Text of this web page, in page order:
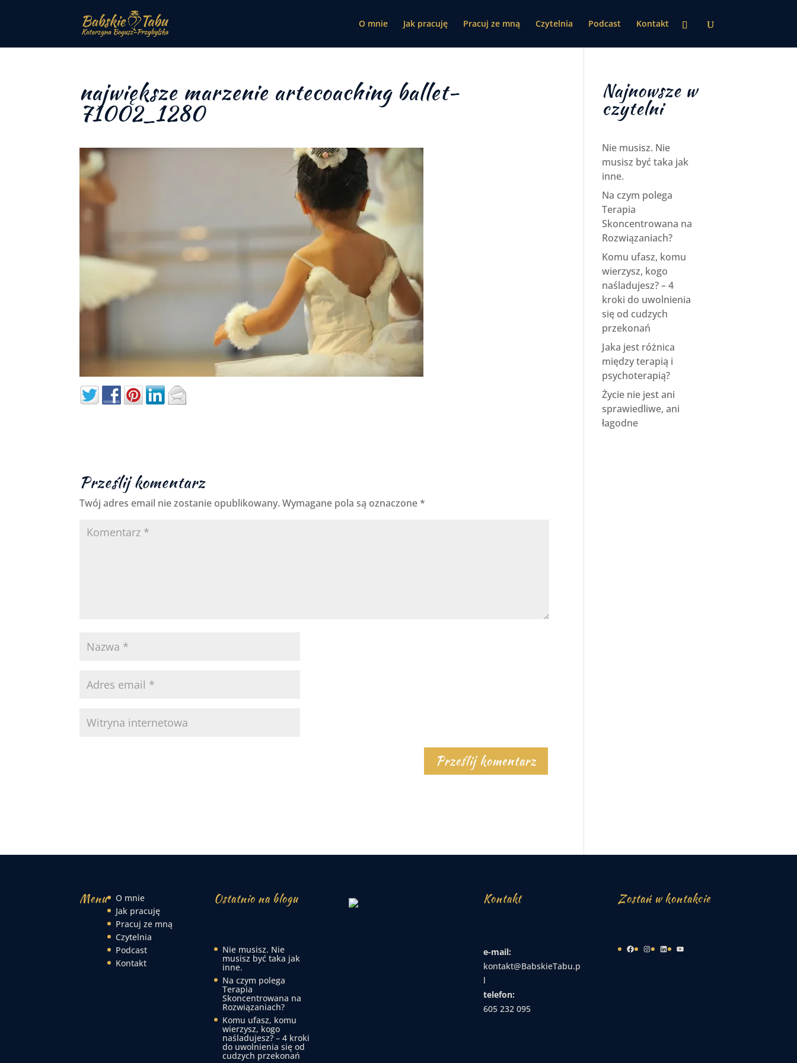
O mnie Jak pracuję Pracuj ze mną Czytelnia Podcast Kontakt
największe marzenie artecoaching ballet-
71002_1280
Prześlij komentarz
Twój adres email nie zostanie opublikowany. Wymagane pola są oznaczone*
Najnowsze w
czytelni
Nie musisz. Nie
musisz być taka jak
inne.
Na czym polega
Terapia
Skoncentrowana na
Rozwiązaniach?
Komu ufasz, komu
wierzysz, kogo
naśladujesz? – 4
kroki do uwolnienia
się od cudzych
przekonań
Jaka jest różnica
między terapią i
psychoterapią?
Życie nie jest ani
sprawiedliwe, ani
łagodne
Menu
O mnie
Jak pracuję
Pracuj ze mną
Czytelnia
Podcast
Kontakt
Ostatnio na blogu
Nie musisz. Nie
musisz być taka jak
inne.
Na czym polega
Terapia
Skoncentrowana na
Rozwiązaniach?
Komu ufasz, komu
wierzysz, kogo
naśladujesz? – 4 kroki
do uwolnienia się od
cudzych przekonań
Kontakt
e-mail:
kontakt@BabskieTabu.p
l
telefon:
605 232 095
Zostań w kontakcie
Facebook
Instagram
LinkedInYouTube